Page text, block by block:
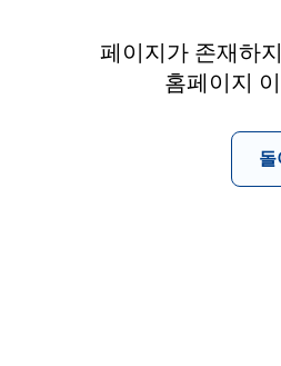
페이지가 존재하
홈페이지
돌